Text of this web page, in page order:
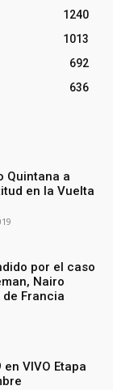
1240
1013
692
636
Quintana a
en la Vuelta
por el caso
Nairo
Francia
VIVO Etapa